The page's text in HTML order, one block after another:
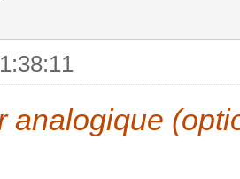
analogique